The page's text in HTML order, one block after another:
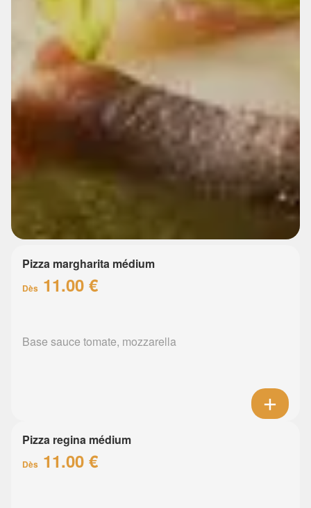
Pizza margharita médium
Dès 11.00 €
Base sauce tomate, mozzarella
Pizza regina médium
Dès 11.00 €